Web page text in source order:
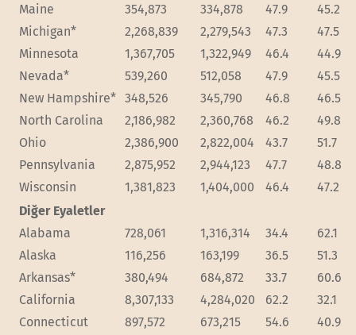
Maine
354,873 334,878 47.9
45.2
Michigan*
2,268,839 2,279,543 47.3
47.5
Minnesota
1,367,705 1,322,949 46.4
44.9
Nevada*
539,260 512,058 47.9
45.5
New Hampshire*
348,526 345,790 46.8
46.5
North Carolina
2,186,982 2,360,768 46.2
49.8
Ohio
2,386,900 2,822,004 43.7
51.7
Pennsylvania
2,875,952 2,944,123 47.7
48.8
Wisconsin
1,381,823 1,404,000 46.4
47.2
Diğer Eyaletler
Alabama
728,061 1,316,314 34.4
62.1
Alaska
116,256 163,199 36.5
51.3
Arkansas*
380,494 684,872 33.7
60.6
California
8,307,133 4,284,020 62.2
32.1
Connecticut
897,572 673,215 54.6
40.9